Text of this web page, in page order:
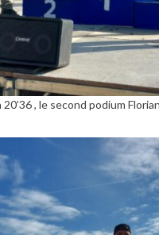
, le second podium